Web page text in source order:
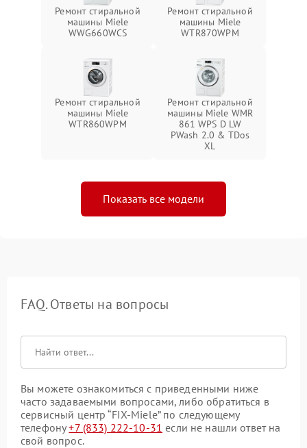
Ремонт стиральной
машины Miele
WWG660WCS
Ремонт стиральной
машины Miele
WTR870WPM
Ремонт стиральной
машины Miele
WTR860WPM
Ремонт стиральной
машины Miele WMR
861 WPS D LW
PWash 2.0 & TDos
XL
Показать все модели
FAQ. Ответы на вопросы
Вы можете ознакомиться с приведенными ниже
часто задаваемыми вопросами, либо обратиться в
сервисный центр “FIX-Miele” по следующему
телефону+7 (833) 222-10-31 если не нашли ответ на
свой вопрос.